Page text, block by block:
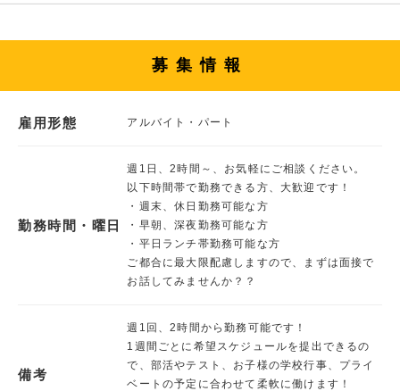
募集情報
雇用形態 アルバイト・パート
勤務時間・曜日
週1日、2時間～、お気軽にご相談ください。
以下時間帯で勤務できる方、大歓迎です！
・週末、休日勤務可能な方
・早朝、深夜勤務可能な方
・平日ランチ帯勤務可能な方
ご都合に最大限配慮しますので、まずは面接で
お話してみませんか？？
備考
週1回、2時間から勤務可能です！
1週間ごとに希望スケジュールを提出できるの
で、部活やテスト、お子様の学校行事、プライ
ベートの予定に合わせて柔軟に働けます！